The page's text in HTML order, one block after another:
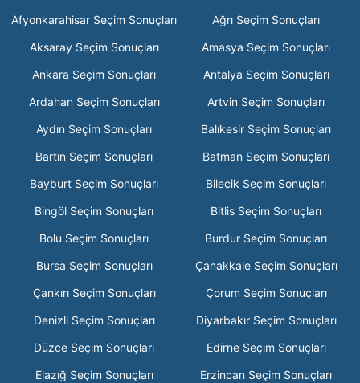
Afyonkarahisar Seçim Sonuçları
Ağrı Seçim Sonuçları
Aksaray Seçim Sonuçları
Amasya Seçim Sonuçları
Ankara Seçim Sonuçları
Antalya Seçim Sonuçları
Ardahan Seçim Sonuçları
Artvin Seçim Sonuçları
Aydın Seçim Sonuçları
Balıkesir Seçim Sonuçları
Bartın Seçim Sonuçları
Batman Seçim Sonuçları
Bayburt Seçim Sonuçları
Bilecik Seçim Sonuçları
Bingöl Seçim Sonuçları
Bitlis Seçim Sonuçları
Bolu Seçim Sonuçları
Burdur Seçim Sonuçları
Bursa Seçim Sonuçları
Çanakkale Seçim Sonuçları
Çankırı Seçim Sonuçları
Çorum Seçim Sonuçları
Denizli Seçim Sonuçları
Diyarbakır Seçim Sonuçları
Düzce Seçim Sonuçları
Edirne Seçim Sonuçları
Elazığ Seçim Sonuçları
Erzincan Seçim Sonuçları